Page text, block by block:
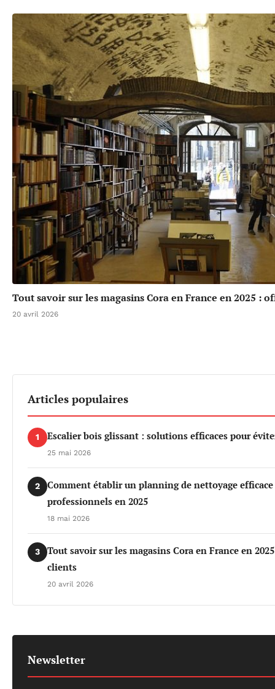
Tout savoir sur les magasins Cora en France en 2025 :
20 avril 2026
Articles populaires
1 Escalier bois glissant : solutions efficaces pour
25 mai 2026
2
Comment établir un planning de nettoyage
professionnels en 2025
18 mai 2026
3
Tout savoir sur les magasins Cora en France en
clients
20 avril 2026
Newsletter